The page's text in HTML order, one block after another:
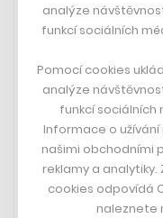
Sedm členů
mělo v loňském
2022. Celkem si
Nejvíc dostal šéf
Daniel Beneš, který
korun. Vyplývá to
červnovou valnou
měl v loňském roce
korun.
analýze
funkcí sociálních
Pomocí cookies
analýze
funkcí sociálních
Informace o
našimi obchodními
reklamy a
cookies odpovídá
naleznete